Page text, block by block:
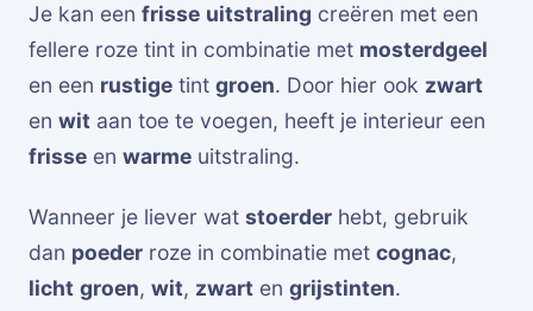
Je kan een frisse uitstraling creëren met een
fellere roze tint in combinatie met mosterdgeel
en een rustige tint groen. Door hier ook zwart
en wit aan toe te voegen, heeft je interieur een
frisse en warme uitstraling.
Wanneer je liever wat stoerder hebt, gebruik
dan poeder roze in combinatie met cognac,
licht groen, wit, zwart en grijstinten.